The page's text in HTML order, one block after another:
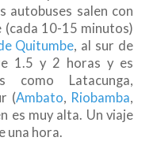
autobuses salen con
(cada 10-15 minutos)
Quitumbe, al sur de
1.5 y 2 horas y es
como Latacunga,
(Ambato, Riobamba,
es muy alta. Un viaje
una hora.